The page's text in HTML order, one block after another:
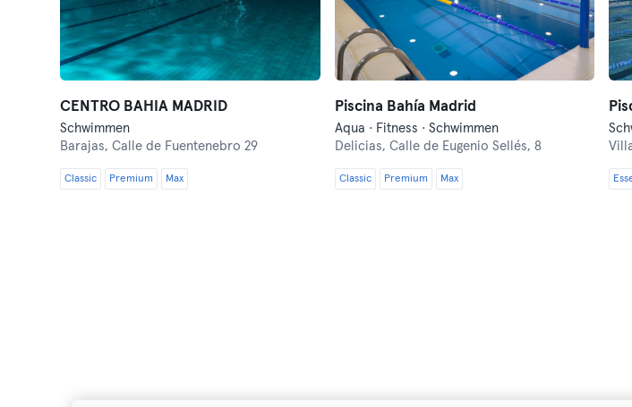
CENTRO BAHIA MADRID
Schwimmen
Barajas,Calle de Fuentenebro 29
Classic Premium Max
Piscina Bahía Madrid
Aqua · Fitness · Schwimmen
Delicias, Calle de Eugenio Sellés, 8
Classic Premium Max